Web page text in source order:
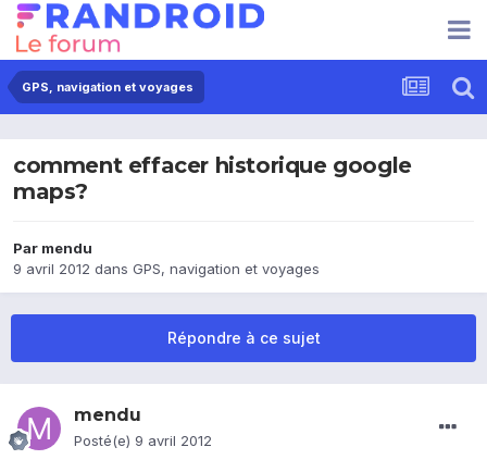
GPS, navigation et voyages
comment effacer historique google
maps?
Par mendu
9 avril 2012 dans GPS, navigation et voyages
Répondre à ce sujet
mendu
Posté(e) 9 avril 2012